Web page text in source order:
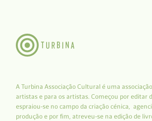
A Turbina Associação Cultural é uma
artistas e para os artistas. Começou por editar
espraiou-se no campo da criação cénica,
produção e por fim, atreveu-se na edição de